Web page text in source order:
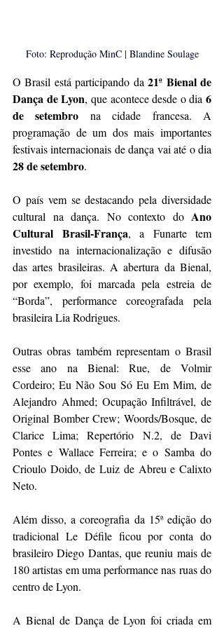
Foto: Reprodução MinC | Blandine Soulage
O Brasil está participando da 21ª Bienal de
Dança de Lyon, que acontece desde o dia 6
de setembro na cidade francesa. A
programação de um dos mais importantes
28 de setembro.
O país vem se destacando pela diversidade
cultural na dança. No contexto do Ano
Cultural Brasil-França, a Funarte tem
investido na internacionalização e difusão
das artes brasileiras. A abertura da Bienal,
por exemplo, foi marcada pela estreia de
“Borda”, performance coreografada pela
brasileira Lia Rodrigues.
Outras obras também representam o Brasil
esse ano na Bienal: Rue, de Volmir
Cordeiro; Eu Não Sou Só Eu Em Mim, de
Alejandro Ahmed; Ocupação Infiltrável, de
Original Bomber Crew; Woords/Bosque, de
Clarice Lima; Repertório N.2, de Davi
Pontes e Wallace Ferreira; e o Samba do
Crioulo Doido, de Luiz de Abreu e Calixto
Neto.
Além disso, a coreografia da 15ª edição do
tradicional Le Défile ficou por conta do
brasileiro Diego Dantas, que reuniu mais de
180 artistas em uma performance nas ruas do
centro de Lyon.
A Bienal de Dança de Lyon foi criada em